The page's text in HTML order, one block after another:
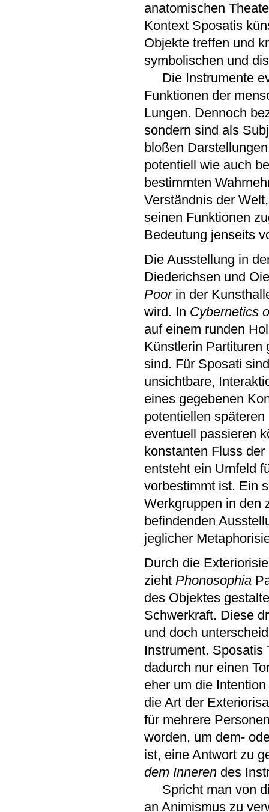
anatomischen
Kontext Sposatis
Objekte treffen und
symbolischen und
Die Instrumente
Funktionen der
Lungen. Dennoch
sondern sind als
bloßen
potentiell wie auch
bestimmten
Verständnis der
seinen Funktionen
Bedeutung jenseits
Die Ausstellung in
Diederichsen und
Poor in der
wird. In Cybernetics
auf einem runden
Künstlerin Partituren
sind. Für Sposati
unsichtbare,
eines gegebenen
potentiellen
eventuell passieren
konstanten Fluss
entsteht ein Umfeld
vorbestimmt ist. Ein
Werkgruppen in den
befindenden
jeglicher
Durch die
zieht Phonosophia
des Objektes
Schwerkraft. Diese
und doch
Instrument. Sposatis
dadurch nur einen
eher um die
die Art der
für mehrere
worden, um dem-
ist, eine Antwort zu
dem Inneren des
Spricht man von
an Animismus zu